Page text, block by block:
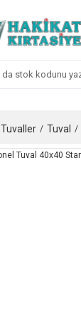
Tuvaller Tuval